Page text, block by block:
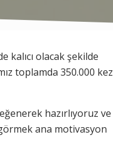
kalıcı olacak şekilde
toplamda 350.000 kez
hazırlıyoruz ve
görmek ana motivasyon